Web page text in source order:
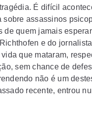
É difícil
sobre assassinos
de quem jamais
e do
que mataram,
sem chance de
não é um
recente, entrou